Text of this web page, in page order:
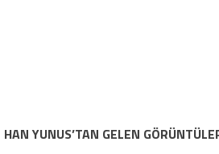
HAN YUNUS’TAN GELEN